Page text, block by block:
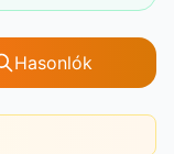
Hasonlók